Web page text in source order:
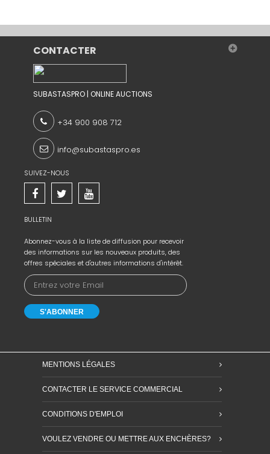
CONTACTER
SUBASTASPRO | ONLINE AUCTIONS
+34 900 908 712
info@subastaspro.es
SUIVEZ-NOUS
BULLETIN
Abonnez-vous à la liste de diffusion pour recevoir
des informations sur les nouveaux produits, des
offres spéciales et d'autres informations d'intérêt.
MENTIONS LÉGALES
CONTACTER LE SERVICE COMMERCIAL
CONDITIONS D'EMPLOI
VOULEZ VENDRE OU METTRE AUX ENCHÈRES?